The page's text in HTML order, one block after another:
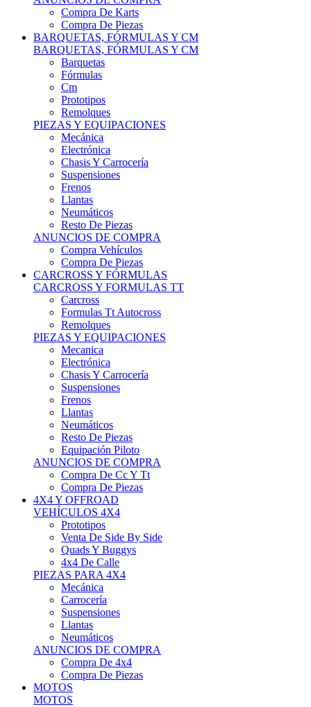
Compra De Piezas
BARQUETAS, FÓRMULAS Y CM
BARQUETAS, FÓRMULAS Y CM
Barquetas
Fórmulas
Cm
Prototipos
Remolques
PIEZAS Y EQUIPACIONES
Mecánica
Electrónica
Chasis Y Carrocería
Suspensiones
Frenos
Llantas
Neumáticos
Resto De Piezas
ANUNCIOS DE COMPRA
Compra Vehículos
Compra De Piezas
CARCROSS Y FÓRMULAS
CARCROSS Y FORMULAS TT
Carcross
Formulas Tt Autocross
Remolques
PIEZAS Y EQUIPACIONES
Mecanica
Electrónica
Chasis Y Carrocería
Suspensiones
Frenos
Llantas
Neumáticos
Resto De Piezas
Equipación Piloto
ANUNCIOS DE COMPRA
Compra De Cc Y Tt
Compra De Piezas
4X4 Y OFFROAD
VEHÍCULOS 4X4
Prototipos
Venta De Side By Side
Quads Y Buggys
4x4 De Calle
PIEZAS PARA 4X4
Mecánica
Carrocería
Suspensiones
Llantas
Neumáticos
ANUNCIOS DE COMPRA
Compra De 4x4
Compra De Piezas
MOTOS
MOTOS
Motos De Circuito